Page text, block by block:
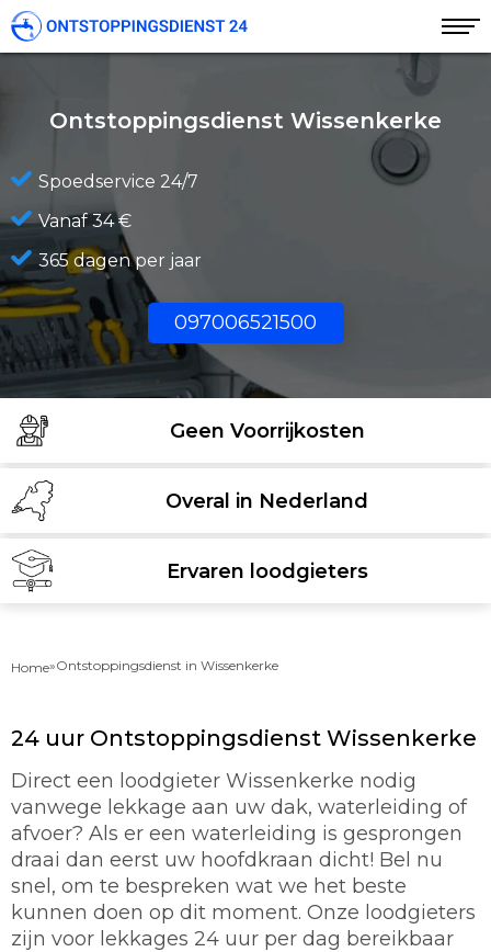
Ontstoppingsdienst Wissenkerke
Spoedservice 24/7
Vanaf 34 €
365 dagen per jaar
097006521500
Geen Voorrijkosten
Overal in Nederland
Ervaren loodgieters
Home»Ontstoppingsdienst in Wissenkerke
24 uur Ontstoppingsdienst Wissenkerke
Direct een loodgieter Wissenkerke nodig
vanwege lekkage aan uw dak, waterleiding of
afvoer? Als er een waterleiding is gesprongen
draai dan eerst uw hoofdkraan dicht! Bel nu
snel, om te bespreken wat we het beste
kunnen doen op dit moment. Onze loodgieters
zijn voor lekkages 24 uur per dag bereikbaar